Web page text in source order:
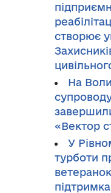
створює
На
«Вектор
У
турботи